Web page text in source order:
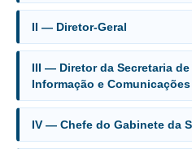
Produtividade dos
Regimento Interno
Regulamento Geral
Resolução do Plantão
Revistas
Manuais do CNJ
II — Diretor-Geral
III — Diretor da Secretaria
Informação e Comunicações
IV — Chefe do Gabinete da